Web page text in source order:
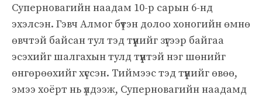
Суперновагийн наадам 10-р сарын 6-нд
эхэлсэн. Гэвч Алмог бүтэн долоо хоногийн өмнө
өвчтэй байсан тул тэд түүнийг зүгээр байгаа
эсэхийг шалгахын тулд түүнтэй нэг шөнийг
өнгөрөөхийг хүссэн. Тиймээс тэд түүнийг өвөө,
эмээ хоёрт нь үлдээж, Суперновагийн наадамд